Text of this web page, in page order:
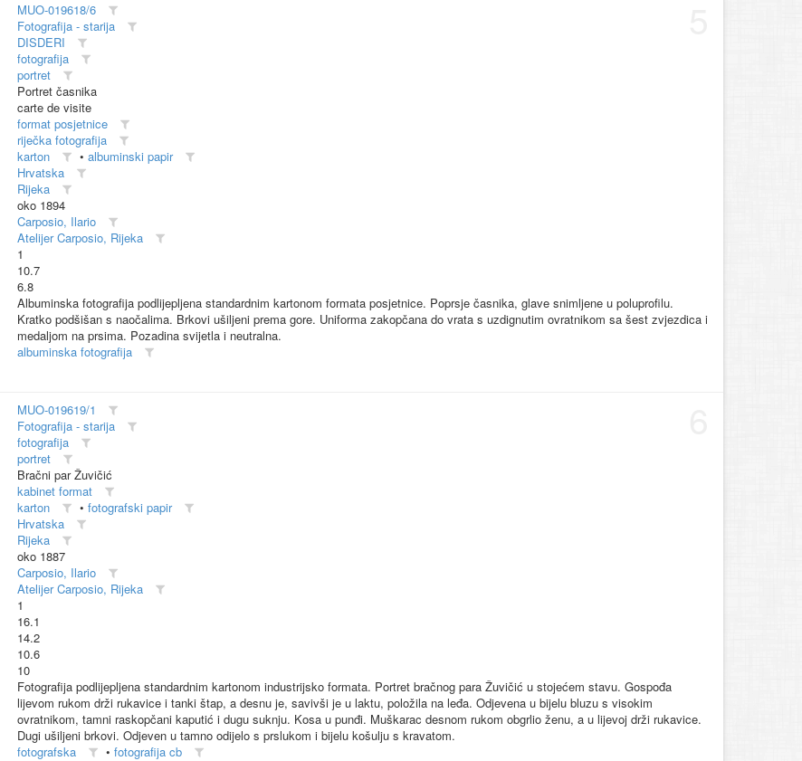
MUO-019618/6
Fotografija - starija
DISDERI
fotografija
portret
Portret časnika
carte de visite
format posjetnice
riječka fotografija
karton • albuminski papir
Hrvatska
Rijeka
oko 1894
Carposio, Ilario
Atelijer Carposio, Rijeka
1
10.7
6.8
Albuminska fotografija podlijepljena standardnim kartonom formata posjetnice. Poprsje časnika, glave snimljene u poluprofilu.
Kratko podšišan s naočalima. Brkovi ušiljeni prema gore. Uniforma zakopčana do vrata s uzdignutim ovratnikom sa šest zvjezdica i
medaljom na prsima. Pozadina svijetla i neutralna.
albuminska fotografija
MUO-019619/1
Fotografija - starija
fotografija
portret
Bračni par Žuvičić
kabinet format
karton • fotografski papir
Hrvatska
Rijeka
oko 1887
Carposio, Ilario
Atelijer Carposio, Rijeka
1
16.1
14.2
10.6
10
Fotografija podlijepljena standardnim kartonom industrijsko formata. Portret bračnog para Žuvičić u stojećem stavu. Gospođa
lijevom rukom drži rukavice i tanki štap, a desnu je, savivši je u laktu, položila na leđa. Odjevena u bijelu bluzu s visokim
ovratnikom, tamni raskopčani kaputić i dugu suknju. Kosa u punđi. Muškarac desnom rukom obgrlio ženu, a u lijevoj drži rukavice.
Dugi ušiljeni brkovi. Odjeven u tamno odijelo s prslukom i bijelu košulju s kravatom.
fotografska • fotografija cb